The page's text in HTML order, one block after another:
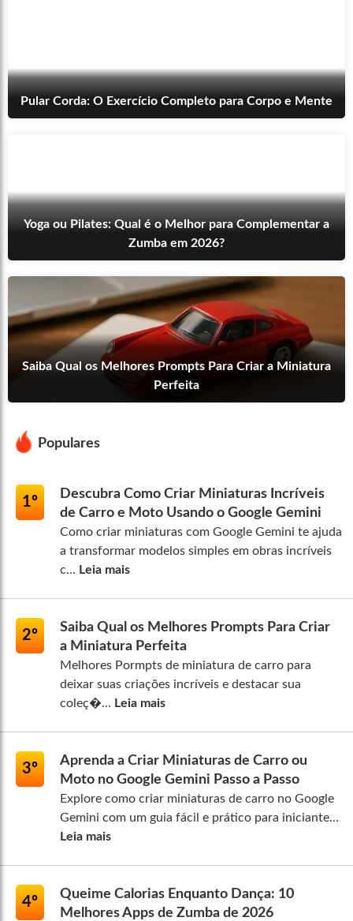
Pular Corda: O Exercício Completo para Corpo e Mente
Yoga ou Pilates: Qual é o Melhor para Complementar a
Zumba em 2026?
Saiba Qual os Melhores Prompts Para Criar a Miniatura
Perfeita
Populares
1º
Descubra Como Criar Miniaturas Incríveis
de Carro e Moto Usando o Google Gemini
Como criar miniaturas com Google Gemini te ajuda
a transformar modelos simples em obras incríveis
c... Leia mais
2º
Saiba Qual os Melhores Prompts Para Criar
a Miniatura Perfeita
Melhores Pormpts de miniatura de carro para
deixar suas criações incríveis e destacar sua
coleç�... Leia mais
3º
Aprenda a Criar Miniaturas de Carro ou
Moto no Google Gemini Passo a Passo
Explore como criar miniaturas de carro no Google
Gemini com um guia fácil e prático para iniciante...
Leia mais
4º
Queime Calorias Enquanto Dança: 10
Melhores Apps de Zumba de 2026